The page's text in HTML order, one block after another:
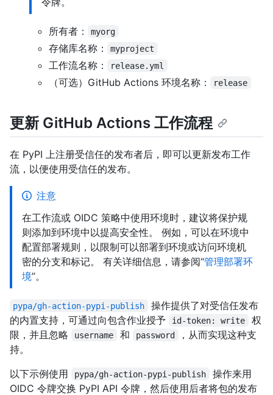
所有者： myorg
存储库名称： myproject
工作流名称： release.yml
（可选）GitHub Actions 环境名称： release
更新 GitHub Actions 工作流程
在 PyPI 上注册受信任的发布者后，即可以更新发布工作
流，以便使用受信任的发布。
注意
在工作流或 OIDC 策略中使用环境时，建议将保护规
则添加到环境中以提高安全性。 例如，可以在环境中
配置部署规则，以限制可以部署到环境或访问环境机
密的分支和标记。 有关详细信息，请参阅“管理部署环
境”。
pypa/gh-action-pypi-publish
操作提供了对受信任发布
的内置支持，可通过向包含作业授予
id-token: write
权
限，并且忽略
username 和 password
，从而实现这种支
持。
以下示例使用
pypa/gh-action-pypi-publish
操作来用
OIDC 令牌交换 PyPI API 令牌，然后使用后者将包的发布